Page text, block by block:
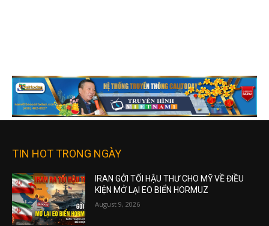
TIN HOT TRONG NGÀY
IRAN GỞI TỐI HẬU THƯ CHO MỸ VỀ ĐIỀU
KIỆN MỞ LẠI EO BIỂN HORMUZ
August 9, 2026